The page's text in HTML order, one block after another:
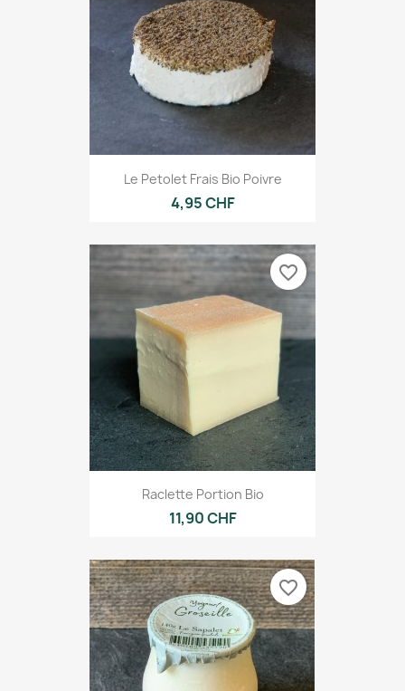
Le Petolet Frais Bio Poivre
4,95 CHF
Raclette Portion Bio
11,90 CHF
favorite_border
favorite_border